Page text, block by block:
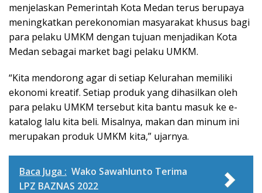
menjelaskan Pemerintah Kota Medan terus berupaya
meningkatkan perekonomian masyarakat khusus bagi
para pelaku UMKM dengan tujuan menjadikan Kota
Medan sebagai market bagi pelaku UMKM.
“Kita mendorong agar di setiap Kelurahan memiliki
ekonomi kreatif. Setiap produk yang dihasilkan oleh
para pelaku UMKM tersebut kita bantu masuk ke e-
katalog lalu kita beli. Misalnya, makan dan minum ini
merupakan produk UMKM kita,” ujarnya.
Baca Juga : Wako Sawahlunto Terima
LPZ BAZNAS 2022